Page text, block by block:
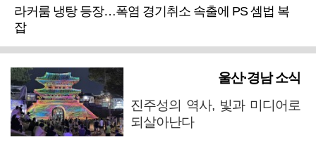
라커룸 냉탕 등장…폭염 경기취소 속출에 PS 셈법 복
잡
울산·경남 소식
진주성의 역사, 빛과 미디어로
되살아난다